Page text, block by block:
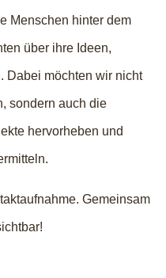
Menschen hinter dem
über ihre Ideen,
Dabei möchten wir nicht
sondern auch die
hervorheben und
Gemeinsam